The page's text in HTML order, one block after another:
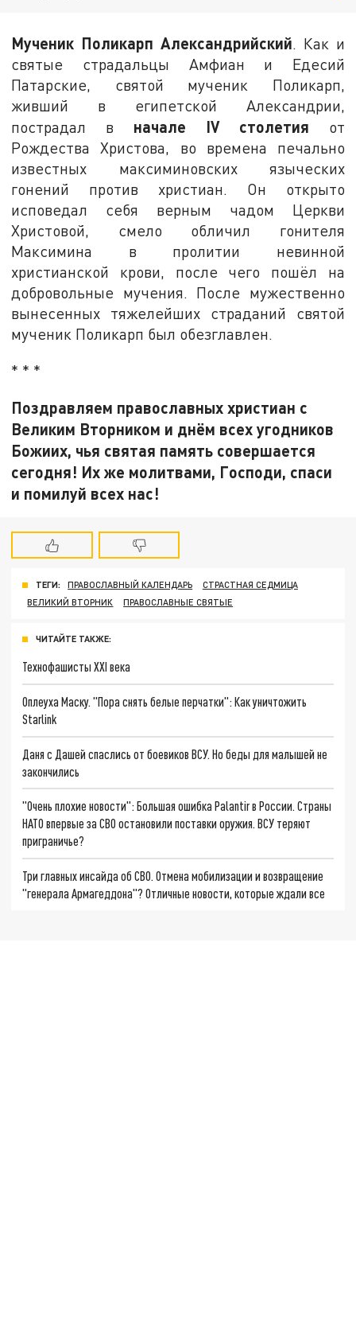
Мученик Поликарп Александрийский. Как и
святые страдальцы Амфиан и Едесий
Патарские, святой мученик Поликарп,
живший в египетской Александрии,
пострадал в начале IVстолетия от
Рождества Христова, во времена печально
известных максиминовских языческих
гонений против христиан. Он открыто
исповедал себя верным чадом Церкви
Христовой, смело обличил гонителя
Максимина в пролитии невинной
христианской крови, после чего пошёл на
добровольные мучения. После мужественно
вынесенных тяжелейших страданий святой
мученик Поликарп был обезглавлен.
* * *
Поздравляем православных христиан с
Великим Вторником и днём всех угодников
Божиих, чья святая память совершается
сегодня! Их же молитвами, Господи, спаси
и помилуй всех нас!
ТЕГИ: ПРАВОСЛАВНЫЙ КАЛЕНДАРЬ
СТРАСТНАЯ СЕДМИЦА
ВЕЛИКИЙ ВТОРНИК
ПРАВОСЛАВНЫЕ СВЯТЫЕ
ЧИТАЙТЕ ТАКЖЕ:
Технофашисты XXI века
Оплеуха Маску. "Пора снять белые перчатки": Как уничтожить
Starlink
Даня с Дашей спаслись от боевиков ВСУ. Но беды для малышей не
закончились
"Очень плохие новости": Большая ошибка Palantir в России. Страны
НАТО впервые за СВО остановили поставки оружия. ВСУ теряют
приграничье?
Три главных инсайда об СВО. Отмена мобилизации и возвращение
"генерала Армагеддона"? Отличные новости, которые ждали все